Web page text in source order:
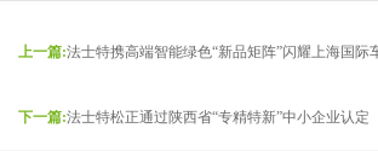
上一篇:法士特携高端智能绿色“新品矩阵”闪耀上海国际
下一篇:法士特松正通过陕西省“专精特新”中小企业认定